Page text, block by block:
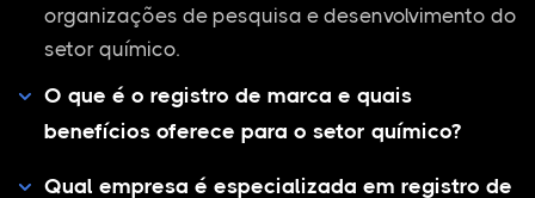
organizações de pesquisa e desenvolvimento do
setor químico.
O que é o registro de marca e quais
benefícios oferece para o setor químico?
Qual empresa é especializada em registro de